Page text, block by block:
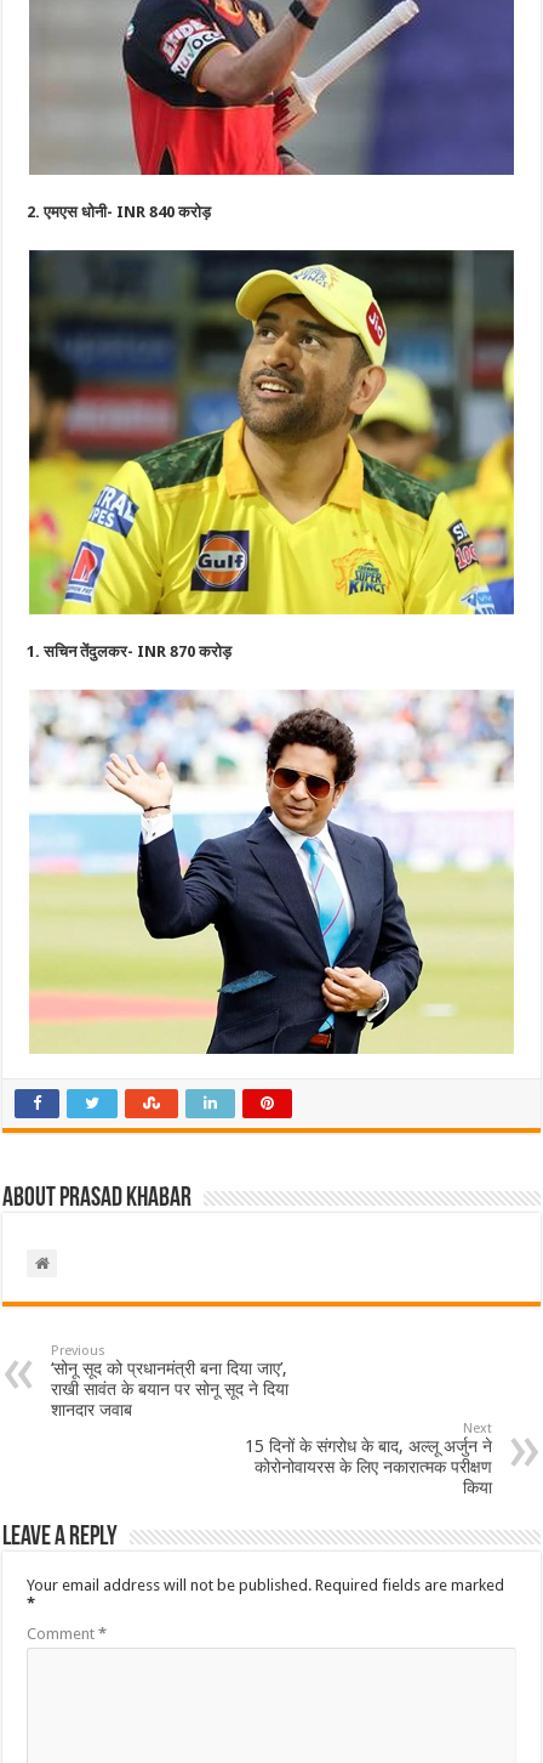
2. एमएस धोनी- INR 840 करोड़
1. सचिन तेंदुलकर- INR 870 करोड़
About Prasad Khabar
Previous
‘सोनू सूद को प्रधानमंत्री बना दिया जाए’,
राखी सावंत के बयान पर सोनू सूद ने दिया
शानदार जवाब
Next
15 दिनों के संगरोध के बाद, अल्लू अर्जुन ने
कोरोनोवायरस के लिए नकारात्मक परीक्षण
किया
Leave a Reply
Your email address will not be published. Required fields are marked
*
Comment*